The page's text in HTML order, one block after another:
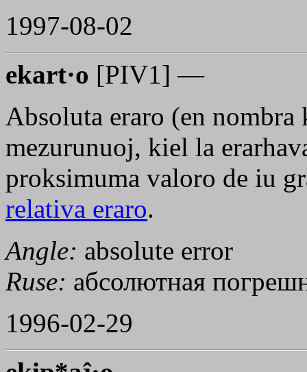
1997-08-02
ekart·o [PIV1] —
Absoluta eraro (en
mezurunuoj, kiel la
proksimuma valoro de iu
relativa eraro.
Angle: absolute error
Ruse: абсолютная
1996-02-29